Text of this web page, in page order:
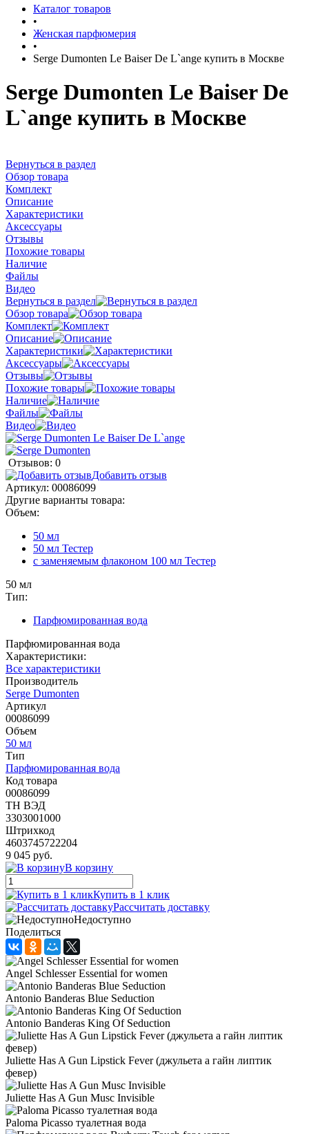
Каталог товаров
•
Женская парфюмерия
•
Serge Dumonten Le Baiser De L`ange купить в Москве
Serge Dumonten Le Baiser De
L`ange купить в Москве
Вернуться в раздел
Обзор товара
Комплект
Описание
Характеристики
Аксессуары
Отзывы
Похожие товары
Наличие
Файлы
Видео
Вернуться в раздел
Обзор товара
Комплект
Описание
Характеристики
Аксессуары
Отзывы
Похожие товары
Наличие
Файлы
Видео
Отзывов: 0
Добавить отзыв
Артикул: 00086099
Другие варианты товара:
Объем:
50 мл
50 мл Тестер
с заменяемым флаконом 100 мл Тестер
50 мл
Тип:
Парфюмированная вода
Парфюмированная вода
Характеристики:
Все характеристики
Производитель
Serge Dumonten
Артикул
00086099
Объем
50 мл
Тип
Парфюмированная вода
Код товара
00086099
ТН ВЭД
3303001000
Штрихкод
4603745722204
9 045 руб.
В корзину
Купить в 1 клик
Рассчитать доставку
Недоступно
Поделиться
Angel Schlesser Essential for women
Antonio Banderas Blue Seduction
Antonio Banderas King Of Seduction
Juliette Has A Gun Lipstick Fever (джульета а гайн липтик
февер)
Juliette Has A Gun Musc Invisible
Paloma Picasso туалетная вода